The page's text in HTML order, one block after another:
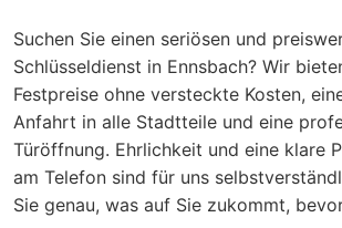
Suchen Sie einen seriösen und
Schlüsseldienst in Ennsbach? Wir
Festpreise ohne versteckte Kosten,
Anfahrt in alle Stadtteile und eine
Türöffnung. Ehrlichkeit und eine klare
am Telefon sind für uns
Sie genau, was auf Sie zukommt,